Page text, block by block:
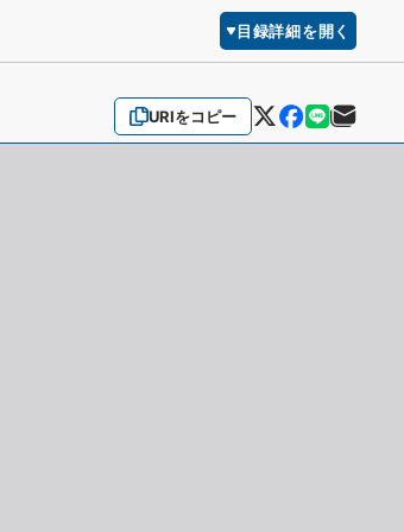
目録詳細を開く
URIをコピー